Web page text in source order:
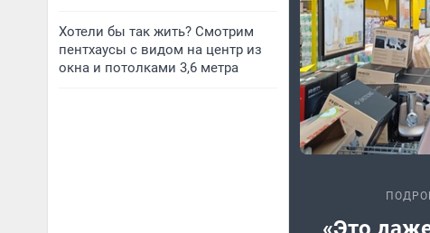
Хотели бы так жить? Смотрим
пентхаусы с видом на центр из
окна и потолками 3,6 метра